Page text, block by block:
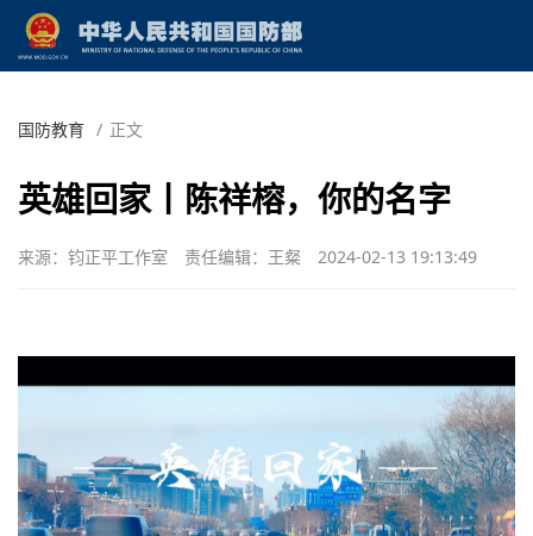
国防教育 / 正文
英雄回家丨陈祥榕，你的名字
来源：钧正平工作室 责任编辑：王粲 2024-02-13 19:13:49